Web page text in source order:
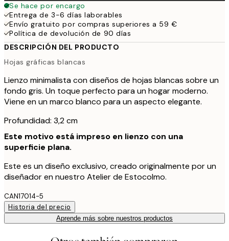
Se hace por encargo
Entrega de 3-6 días laborables
Envío gratuito por compras superiores a 59 €
Política de devolución de 90 días
DESCRIPCIÓN DEL PRODUCTO
Hojas gráficas blancas
Lienzo minimalista con diseños de hojas blancas sobre un
fondo gris. Un toque perfecto para un hogar moderno.
Viene en un marco blanco para un aspecto elegante.
Profundidad: 3,2 cm
Este motivo está impreso en lienzo con una
superficie plana.
Este es un diseño exclusivo, creado originalmente por un
diseñador en nuestro Atelier de Estocolmo.
CAN17014-5
Historia del precio
Aprende más sobre nuestros productos